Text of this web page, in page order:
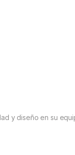
y diseño en su